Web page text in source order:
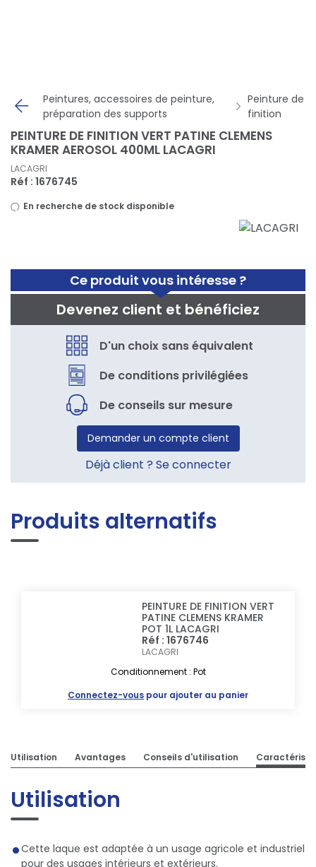
Peintures, accessoires de peinture,
préparation des supports
Peinture de
finition
Ce produit vous intéresse ?
Devenez client et bénéficiez
D'un choix sans équivalent
De conditions privilégiées
De conseils sur mesure
Demander un compte client
Déjà client ? Se connecter
PEINTURE DE FINITION VERT PATINE CLEMENS
KRAMER AEROSOL 400ML LACAGRI
LACAGRI
Réf : 1676745
En recherche de stock disponible
Produits alternatifs
PEINTURE DE FINITION VERT
PATINE CLEMENS KRAMER
POT 1L LACAGRI
Réf : 1676746
LACAGRI
Conditionnement : Pot
Connectez-vous pour ajouter au panier
Utilisation Avantages Conseils d'utilisation
Utilisation
Cette laque est adaptée à un usage agricole et industriel
pour des usages intérieurs et extérieurs.